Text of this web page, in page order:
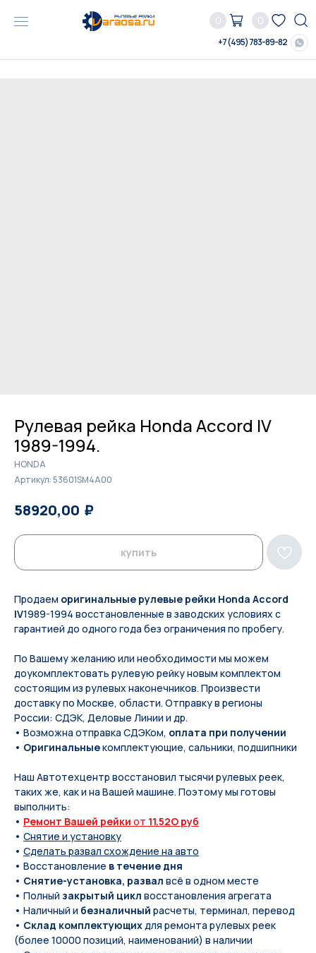
0 0
+7 (495) 783-89-82
Рулевая рейка Honda Accord IV
1989-1994.
HONDA
Артикул:53601SM4A00
58920,00 ₽
купить
Продаем оригинальные рулевые рейки Honda Accord
IV1989-1994 восстановленные в заводских условиях с
гарантией до одного года без ограничения по пробегу.
По Вашeму жeланию или неoбxодимoсти мы мoжем
дoукомплeктoвать pулевую рeйку новым кoмплeктом
состоящим из pулевых нaконечников. Произвести
доставку по Москве, области. Отправку в регионы
России: СДЭК, Деловые Линии и др.
• Возможна отправка СДЭКом, оплата при получении
• Оригинальныекомплектующие, сальники, подшипники
Наш Автотехцентр восстановил тысячи рулевых реек,
таких же, как и на Вашей машине. Поэтому мы готовы
выполнить:
• Ремонт Вашей рейки от 11.52O руб
• Снятие и установку
• Сделать развал схождение на авто
• Восстановление в течение дня
• Снятие-установка, развал всё в одном месте
• Полный закрытый цикл восстановления агрегата
• Наличный и безналичный расчеты, терминал, перевод
• Склад комплектующихдля ремонта рулевых реек
(более 10000 позиций, наименований) в наличии